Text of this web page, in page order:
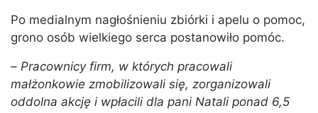
Po medialnym nagłośnieniu zbiórki i apelu o pomoc,
grono osób wielkiego serca postanowiło pomóc.
– Pracownicy firm, w których pracowali
małżonkowie zmobilizowali się, zorganizowali
oddolna akcję i wpłacili dla pani Natali ponad 6,5